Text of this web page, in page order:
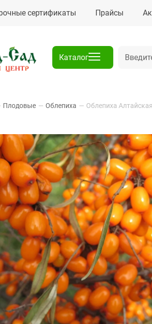
сертификаты Прайсы
Каталог
Плодовые — Облепиха — Облепиха Алтайская